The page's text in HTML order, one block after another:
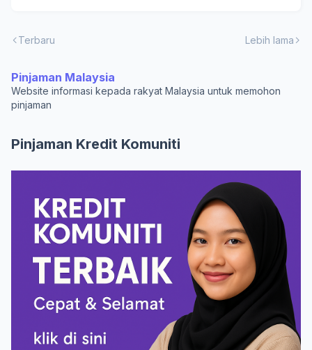
Terbaru Lebih lama
Pinjaman Malaysia
Website informasi kepada rakyat Malaysia untuk memohon
pinjaman
Pinjaman Kredit Komuniti